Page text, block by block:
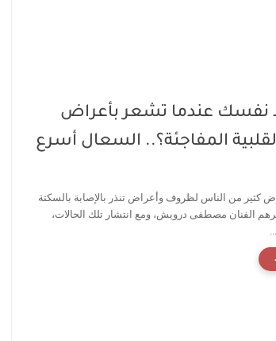
نفسك عندما تشعر بأعراض
المفاجئة؟.. السعال أسرع
من الناس لظروف وأعراض تنذر بالإصابة بالسكتة
الفنان مصطفى درويش، ومع انتشار تلك الحالات،